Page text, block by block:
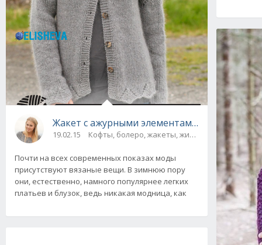
Жакет с ажурными элементами из мохера
19.02.15 Кофты, болеро, жакеты, жилеты, пуловеры и
Почти на всех современных показах моды
присутствуют вязаные вещи. В зимнюю пору
они, естественно, намного популярнее легких
платьев и блузок, ведь никакая модница, как